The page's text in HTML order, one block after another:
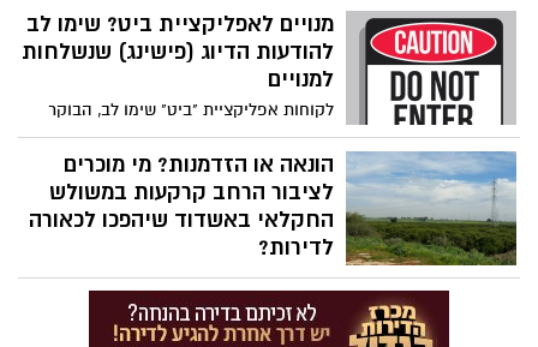
ובין היתר מבהירה כי אלימות נגד נשים ובתוך
המשפחה אינה עניין של הפרט אלא תופעה
שיש למדינה חובה למגר באמצעות מדיניות
הסעיף בהסכם: "העובדה שראש הממשלה
ולאלימות מתמשכת היא בלתי מתקבלת על
הדעת".
מנויים לאפליקציית ביט? שימו לב
להודעות הדיוג (פישינג) שנשלחות
למנויים
לקוחות אפליקציית "ביט" שימו לב, הבוקר
התקבלה במכשיר הטלפון שלי הודעה, בה
מודיעים לי מחברת "ביט" כי החשבון שלי
נחסם. בבדיקה, עוד מכרים קיבלו את
ההודעה. אין להיכנס ללינק, היות וזוהי הודעת
דיוג (פישינג).
הונאה או הזדמנות? מי מוכרים
לציבור הרחב קרקעות במשולש
החקלאי באשדוד שיהפכו לכאורה
לדירות?
מתקשרים אליכם ומציעים לכם רווח של
צר לנו לאכזב אתכם - מתחקיר שערך אשדוד